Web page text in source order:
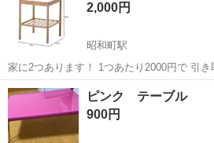
2,000円
昭和町駅
家に2つあります！ 1つあたり2000円で 引き
しています。 組み立てたままお渡しさせて
願いいたします。
香川 高松市 昭和町駅 テーブル
ピンク テーブル
900円